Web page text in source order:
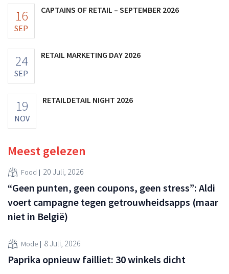
16
SEP
CAPTAINS OF RETAIL – SEPTEMBER 2026
24
SEP
RETAIL MARKETING DAY 2026
19
NOV
RETAILDETAIL NIGHT 2026
Meest gelezen
Food 20 Juli, 2026
“Geen punten, geen coupons, geen stress”: Aldi
voert campagne tegen getrouwheidsapps (maar
niet in België)
Mode 8 Juli, 2026
Paprika opnieuw failliet: 30 winkels dicht